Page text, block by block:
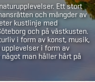
Ett stort
och mängder av
kustlinje med
och på västkusten.
i form av konst, musik,
i form av
man håller hårt på